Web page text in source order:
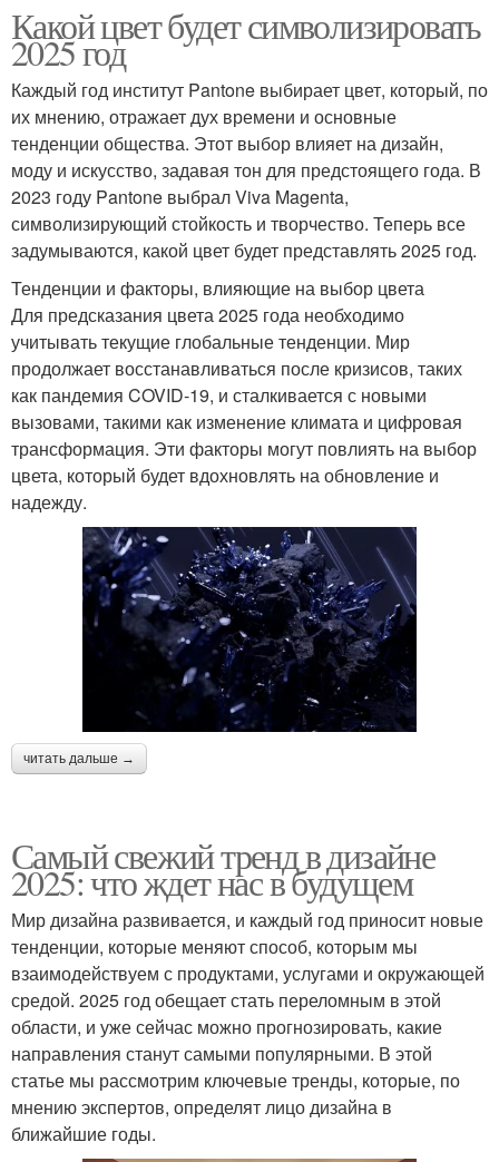
Какой цвет будет символизировать
2025 год
Каждый год институт Pantone выбирает цвет, который, по
их мнению, отражает дух времени и основные
тенденции общества. Этот выбор влияет на дизайн,
моду и искусство, задавая тон для предстоящего года. В
2023 году Pantone выбрал Viva Magenta,
символизирующий стойкость и творчество. Теперь все
задумываются, какой цвет будет представлять 2025 год.
Тенденции и факторы, влияющие на выбор цвета
Для предсказания цвета 2025 года необходимо
учитывать текущие глобальные тенденции. Мир
продолжает восстанавливаться после кризисов, таких
как пандемия COVID-19, и сталкивается с новыми
вызовами, такими как изменение климата и цифровая
трансформация. Эти факторы могут повлиять на выбор
цвета, который будет вдохновлять на обновление и
надежду.
читать дальше →
Самый свежий тренд в дизайне
2025: что ждет нас в будущем
Мир дизайна развивается, и каждый год приносит новые
тенденции, которые меняют способ, которым мы
взаимодействуем с продуктами, услугами и окружающей
средой. 2025 год обещает стать переломным в этой
области, и уже сейчас можно прогнозировать, какие
направления станут самыми популярными. В этой
статье мы рассмотрим ключевые тренды, которые, по
мнению экспертов, определят лицо дизайна в
ближайшие годы.